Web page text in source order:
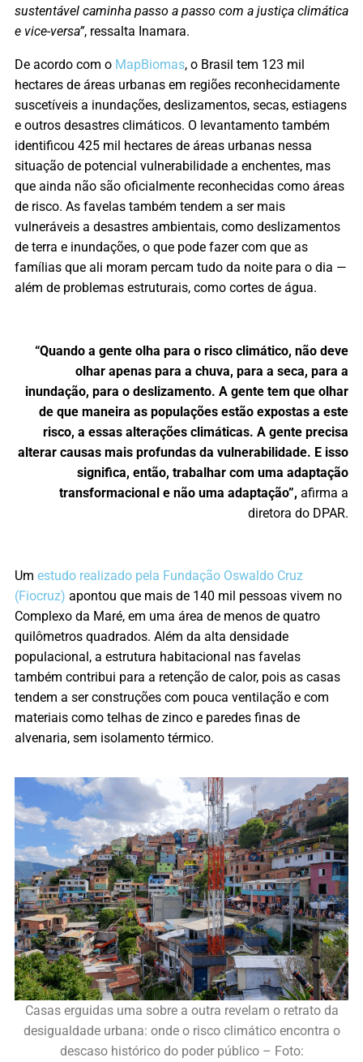
sustentável caminha passo a passo com a justiça climática
e vice-versa”, ressalta Inamara.
De acordo com o MapBiomas, o Brasil tem 123 mil
hectares de áreas urbanas em regiões reconhecidamente
suscetíveis a inundações, deslizamentos, secas, estiagens
e outros desastres climáticos. O levantamento também
identificou 425 mil hectares de áreas urbanas nessa
situação de potencial vulnerabilidade a enchentes, mas
que ainda não são oficialmente reconhecidas como áreas
de risco. As favelas também tendem a ser mais
vulneráveis a desastres ambientais, como deslizamentos
de terra e inundações, o que pode fazer com que as
famílias que ali moram percam tudo da noite para o dia —
além de problemas estruturais, como cortes de água.
“Quando a gente olha para o risco climático, não deve
olhar apenas para a chuva, para a seca, para a
inundação, para o deslizamento. A gente tem que olhar
de que maneira as populações estão expostas a este
risco, a essas alterações climáticas. A gente precisa
alterar causas mais profundas da vulnerabilidade. E isso
significa, então, trabalhar com uma adaptação
transformacional e não uma adaptação”, afirma a
diretora do DPAR.
Um estudo realizado pela Fundação Oswaldo Cruz
(Fiocruz) apontou que mais de 140 mil pessoas vivem no
Complexo da Maré, em uma área de menos de quatro
quilômetros quadrados. Além da alta densidade
populacional, a estrutura habitacional nas favelas
também contribui para a retenção de calor, pois as casas
tendem a ser construções com pouca ventilação e com
materiais como telhas de zinco e paredes finas de
alvenaria, sem isolamento térmico.
Casas erguidas uma sobre a outra revelam o retrato da
desigualdade urbana: onde o risco climático encontra o
descaso histórico do poder público – Foto: